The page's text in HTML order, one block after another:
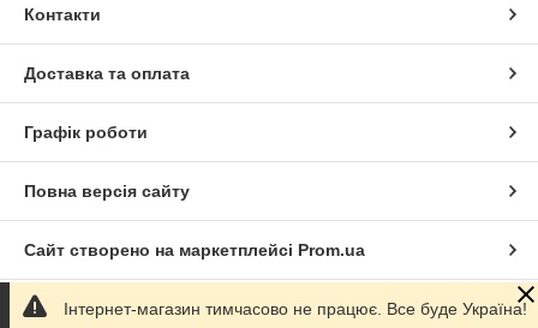
Разрешите сайту atributlux.com.ua
Запретить
Разрешить
Контакти
Доставка та оплата
Графік роботи
Повна версія сайту
Сайт створено на маркетплейсі Prom.ua
Політика конфіденційності
Інтернет-магазин тимчасово не працює. Все буде Україна!